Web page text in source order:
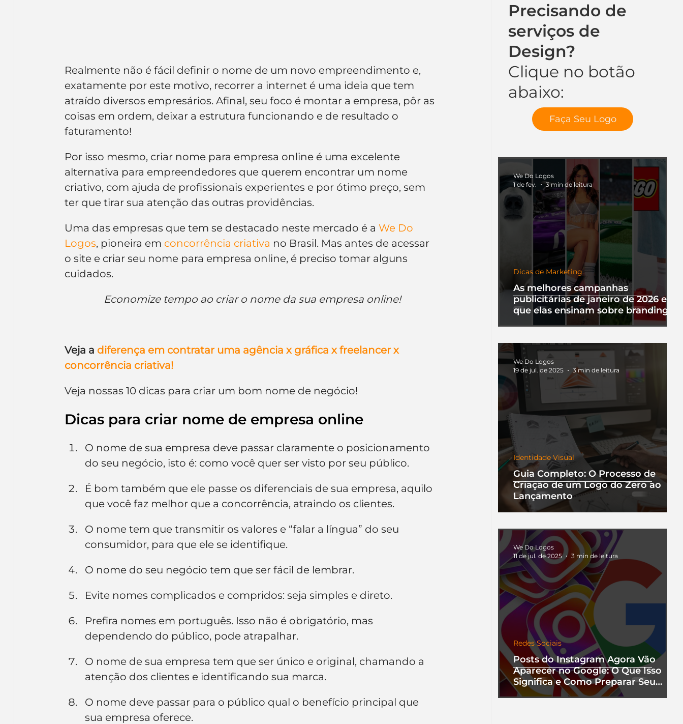
Precisando de
serviços de
Design?
Clique no botão
abaixo:
Faça Seu Logo
As melhores campanhas
publicitárias de janeiro de 2026 e o
que elas ensinam sobre branding
Dicas de Marketing
We Do Logos
1 de fev.
3 min de leitura
Guia Completo: O Processo de
Criação de um Logo do Zero ao
Lançamento
Identidade Visual
We Do Logos
19 de jul. de 2025
3 min de leitura
Posts do Instagram Agora Vão
Aparecer no Google: O Que Isso
Significa e Como Preparar Seu
Perfil
Redes Sociais
We Do Logos
11 de jul. de 2025
3 min de leitura
Realmente não é fácil definir o nome de um novo empreendimento e,
exatamente por este motivo, recorrer a internet é uma ideia que tem
atraído diversos empresários. Afinal, seu foco é montar a empresa, pôr as
coisas em ordem, deixar a estrutura funcionando e de resultado o
faturamento!
Por isso mesmo, criar nome para empresa online é uma excelente
alternativa para empreendedores que querem encontrar um nome
criativo, com ajuda de profissionais experientes e por ótimo preço, sem
ter que tirar sua atenção das outras providências.
Uma das empresas que tem se destacado neste mercado é a We Do
Logos, pioneira em concorrência criativa no Brasil. Mas antes de acessar
o site e criar seu nome para empresa online, é preciso tomar alguns
cuidados.
Economize tempo ao criar o nome da sua empresa online!
Veja a diferença em contratar uma agência x gráfica x freelancer x
concorrência criativa!
Veja nossas 10 dicas para criar um bom nome de negócio!
Dicas para criar nome de empresa online
O nome de sua empresa deve passar claramente o posicionamento
do seu negócio, isto é: como você quer ser visto por seu público.
É bom também que ele passe os diferenciais de sua empresa, aquilo
que você faz melhor que a concorrência, atraindo os clientes.
O nome tem que transmitir os valores e “falar a língua” do seu
consumidor, para que ele se identifique.
O nome do seu negócio tem que ser fácil de lembrar.
Evite nomes complicados e compridos: seja simples e direto.
Prefira nomes em português. Isso não é obrigatório, mas
dependendo do público, pode atrapalhar.
O nome de sua empresa tem que ser único e original, chamando a
atenção dos clientes e identificando sua marca.
O nome deve passar para o público qual o benefício principal que
sua empresa oferece.